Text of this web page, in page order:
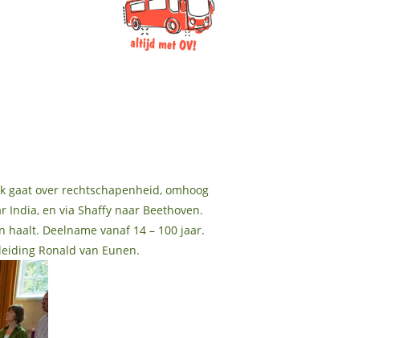
over rechtschapenheid, omhoog
India, en via Shaffy naar Beethoven.
Deelname vanaf 14 – 100 jaar.
Ronald van Eunen.